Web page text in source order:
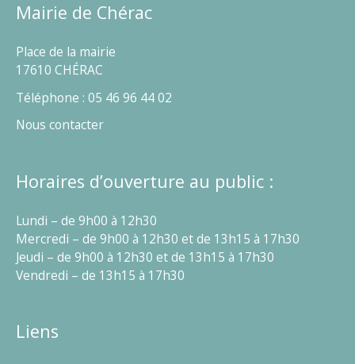
Mairie de Chérac
Place de la mairie
17610 CHÉRAC
Téléphone : 05 46 96 44 02
Nous contacter
Horaires d’ouverture au public :
Lundi – de 9h00 à 12h30
Mercredi – de 9h00 à 12h30 et de 13h15 à 17h30
Jeudi – de 9h00 à 12h30 et de 13h15 à 17h30
Vendredi – de 13h15 à 17h30
Liens